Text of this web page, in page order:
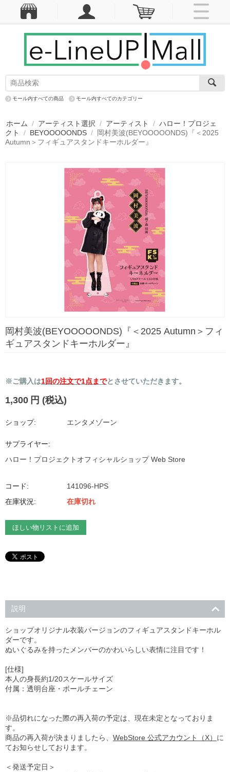
モール内すべての商品 モール内すべてのカテゴリー
ホーム / アーティスト選択 / アーティスト / ハロー！プロジェ
クト
/ BEYOOOOONDS /
岡村美波(BEYOOOOONDS)『＜2025
Autumn＞フィギュアスタンドキーホルダー』
岡村美波(BEYOOOOONDS)『＜2025 Autumn＞フィ
ギュアスタンドキーホルダー』
※ご購入は1回の注文で1点までとさせていただきます。
1,300 円 (税込)
ショップ: エンタメゾーン
サプライヤー:
ハロー！プロジェクトオフィシャルショップ Web Store
コード:
141096-HPS
在庫状況:
在庫切れ
ほしい物リストに追加
説明
ショップオリジナル衣装バージョンのフィギュアスタンドキーホル
ダーです。
ぬいぐるみを持ったメンバーのかわいらしい表情に注目です！
[仕様]
本人の身長約1/20スケールサイズ
付属：透明台座・ボールチェーン
※品切れになった際の再入荷の予定は、現在未定となっておりま
す。
商品の再入荷が決まりましたら、 WebStore 公式アカウント（X） に
てお知らせしております。
＜発送予定日＞